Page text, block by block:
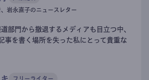
、岩永直子のニュースレター
部門から撤退するメディアも目立つ中、
を書く場所を失った私にとって貴重な
フリーライター